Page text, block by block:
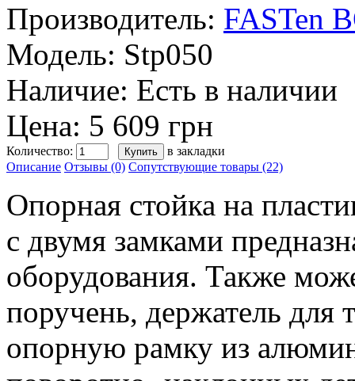
Производитель: FASTen
Модель: Stp050
Наличие: Есть в наличии
Цена: 5 609 грн
Количество:
в закладки
Описание Отзывы (0) Сопутствующие товары (22)
Опорная стойка на
с двумя замками
оборудования. Также
поручень, держатель для
опорную рамку из